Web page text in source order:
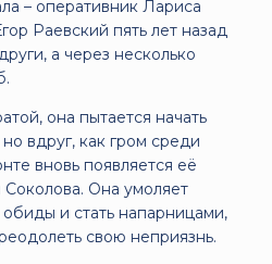
– оперативник Лариса
Раевский пять лет назад
а через несколько
она пытается начать
вдруг, как гром среди
вновь появляется её
Она умоляет
и стать напарницами,
свою неприязнь.